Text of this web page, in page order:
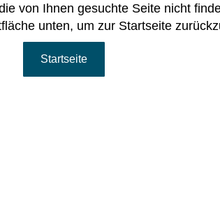
von Ihnen gesuchte Seite nicht
unten, um zur Startseite
Startseite